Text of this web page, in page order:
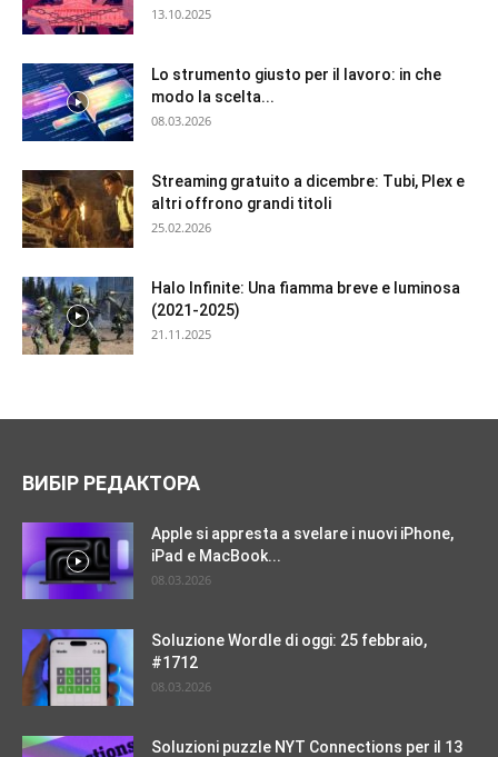
13.10.2025
Lo strumento giusto per il lavoro: in che
modo la scelta...
08.03.2026
Streaming gratuito a dicembre: Tubi, Plex e
altri offrono grandi titoli
25.02.2026
Halo Infinite: Una fiamma breve e luminosa
(2021-2025)
21.11.2025
ВИБІР РЕДАКТОРА
Apple si appresta a svelare i nuovi iPhone,
iPad e MacBook...
08.03.2026
Soluzione Wordle di oggi: 25 febbraio,
#1712
08.03.2026
Soluzioni puzzle NYT Connections per il 13